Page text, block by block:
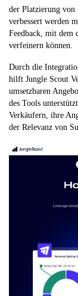
der Platzierung von
verbessert werden
Feedback, mit dem
verfeinern können.
Durch die
hilft Jungle Scout
umsetzbaren
des Tools
Verkäufern, ihre
der Relevanz von